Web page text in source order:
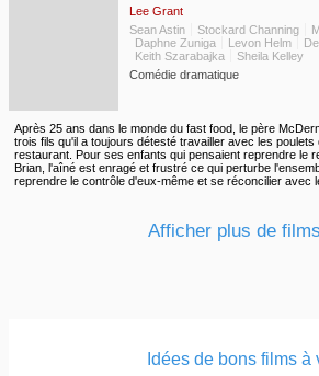
Lee Grant
Sean Astin
Stockard Channing
Daphne Zuniga
Levon Helm
Keith Szarabajka
Sheila Kelley
Comédie dramatique
Après 25 ans dans le monde du fast food, le père
trois fils qu'il a toujours détesté travailler avec les poulets
restaurant. Pour ses enfants qui pensaient reprendre le
Brian, l'aîné est enragé et frustré ce qui perturbe
reprendre le contrôle d'eux-même et se réconcilier avec
Afficher plus de
Idées de bons films à